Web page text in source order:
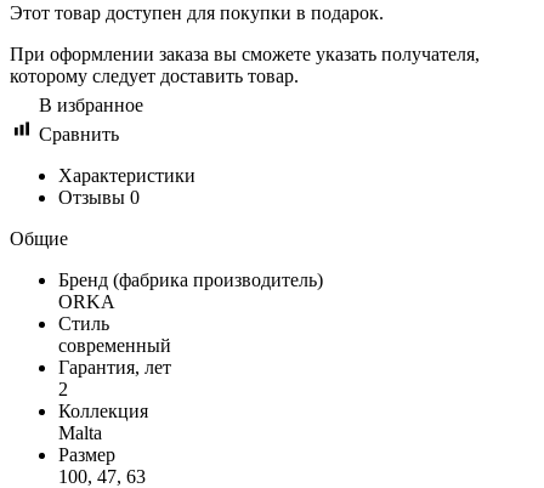
Этот товар доступен для покупки в подарок.
При оформлении заказа вы сможете указать получателя,
которому следует доставить товар.
В избранное
Сравнить
Характеристики
Отзывы 0
Общие
Бренд (фабрика производитель)
ORKA
Стиль
современный
Гарантия, лет
2
Коллекция
Malta
Размер
100, 47, 63